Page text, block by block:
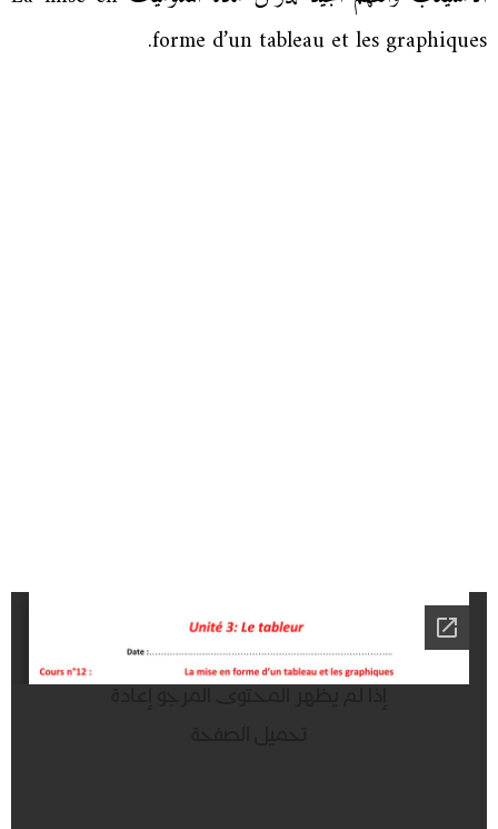
forme d’un tableau et les graphiques.